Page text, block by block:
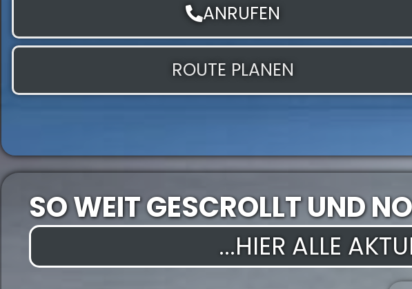
ANRUFEN
ROUTE PLANEN
SO WEIT GESCROLLT UND
...HIER ALLE